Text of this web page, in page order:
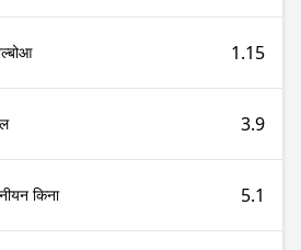
1.15
3.9
किना 5.1